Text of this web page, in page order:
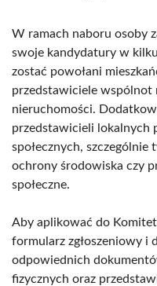
W ramach naboru osoby
swoje kandydatury w
zostać powołani
przedstawiciele wspólnot
nieruchomości.
przedstawicieli lokalnych
społecznych, szczególnie
ochrony środowiska czy
społeczne.
Aby aplikować do
formularz zgłoszeniowy i
odpowiednich
fizycznych oraz